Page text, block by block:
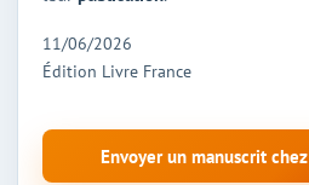
11/06/2026
Édition Livre France
Envoyer un manuscrit